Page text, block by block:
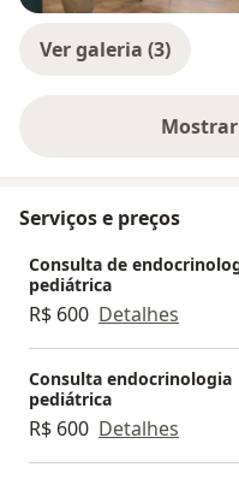
Ver galeria (3)
Serviços e preços
Consulta de
pediátrica
R$ 600 Detalhes
Consulta endocrinologia
pediátrica
R$ 600 Detalhes